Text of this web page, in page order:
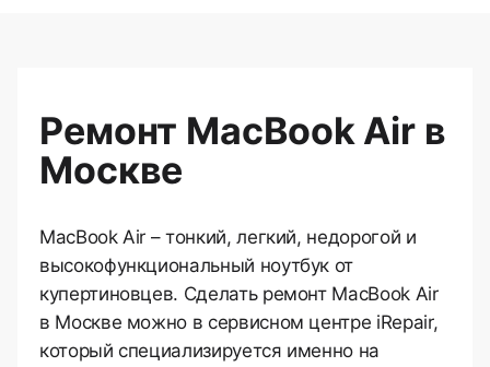
Ремонт MacBook Air в
Москве
MacBook Air – тонкий, легкий, недорогой и
высокофункциональный ноутбук от
купертиновцев. Сделать ремонт MacBook Air
в Москве можно в сервисном центре iRepair,
который специализируется именно на